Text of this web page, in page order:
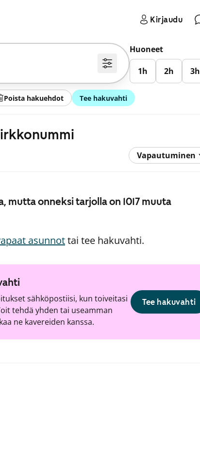
Kirjaudu
Huoneet
1h 2h 3h
Poista hakuehdot
Tee hakuvahti
Vapautuminen
mutta onneksi tarjolla on 1017 muuta
asunnottai tee hakuvahti.
sähköpostiisi, kun toiveitasi
tehdä yhden tai useamman
ne kavereiden kanssa.
Tee hakuvahti